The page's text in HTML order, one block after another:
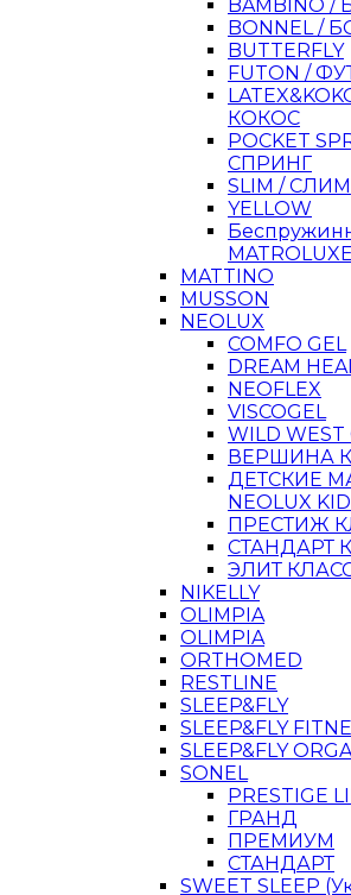
BAMBINO
BONNEL /
BUTTERFLY
FUTON /
КОКОС
POCKET
СПРИНГ
SLIM / СЛИМ
YELLOW
MATROLUXE
MATTINO
MUSSON
NEOLUX
COMFO GEL
DREAM
NEOFLEX
VISCOGEL
WILD
ВЕРШИНА
ДЕТСКИЕ
NEOLUX
ПРЕСТИЖ
СТАНДАРТ
ЭЛИТ
NIKELLY
OLIMPIA
OLIMPIA
ORTHOMED
RESTLINE
SLEEP&FLY
SLEEP&FLY
SLEEP&FLY
SONEL
PRESTIGE
ГРАНД
ПРЕМИУМ
СТАНДАРТ
SWEET SLEEP